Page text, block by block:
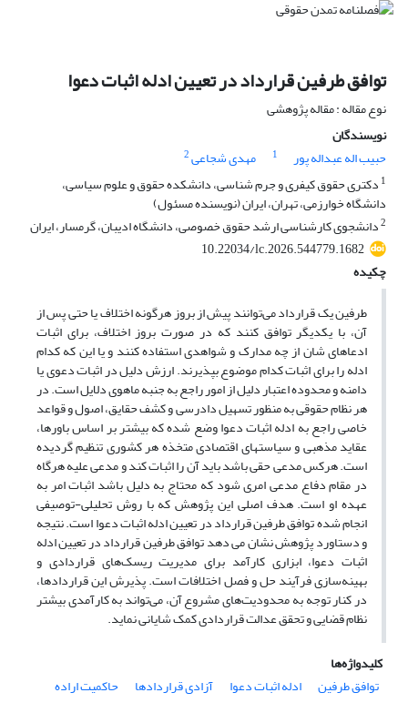
توافق طرفین قرارداد در تعیین ادله اثبات دعوا
نوع مقاله : مقاله پژوهشی
نویسندگان
حبیب اله عبداله پور
1 مهدی شجاعی2
1 دکتری حقوق کیفری و جرم شناسی، دانشکده حقوق و علوم سیاسی،
دانشگاه خوارزمی، تهران، ایران (نویسنده مسئول)
2دانشجوی کارشناسی ارشد حقوق خصوصی، دانشگاه ادیبان، گرمسار، ایران
10.22034/lc.2026.544779.1682
چکیده
طرفین یک قرارداد می‌توانند پیش از بروز هرگونه اختلاف یا حتی پس از
آن، با یکدیگر توافق کنند که در صورت بروز اختلاف، برای اثبات
ادعاهای شان از چه مدارک و شواهدی استفاده کنند و یا این که کدام
ادله را برای اثبات کدام موضوع بپذیرند.ارزش دلیل در اثبات دعوی یا
دامنه و محدوده اعتبار دلیل از امور راجع به جنبه ماهوی دلایل است. در
هر نظام حقوقی به منظور تسهیل دادرسی و کشف حقایق، اصول و قواعد
خاصی راجع به ادله اثبات دعوا وضع شده که بیشتر بر اساس باورها،
عقاید مذهبی و سیاست­های اقتصادی متخذه هر کشوری تنظیم گردیده
است. هرکس مدعی حقی باشد باید آن را اثبات کند و مدعی علیه هرگاه
در مقام دفاع مدعی امری شود که محتاج به دلیل باشد اثبات امر به
عهده او است. هدف اصلی این پژوهش که با روش تحلیلی-توصیفی
انجام شده توافق طرفین قرارداد در تعیین ادله اثبات دعوا است. نتیجه
و دستاورد پژوهش نشان می دهد توافق طرفین قرارداد در تعیین ادله
اثبات دعوا، ابزاری کارآمد برای مدیریت ریسک‌های قراردادی و
بهینه‌سازی فرآیند حل و فصل اختلافات است. پذیرش این قراردادها،
در کنار توجه به محدودیت‌های مشروع آن، می‌تواند به کارآمدی بیشتر
نظام قضایی و تحقق عدالت قراردادی کمک شایانی نماید.
کلیدواژه‌ها
توافق طرفین
ادله اثبات دعوا آزادی قراردادها
حاکمیت اراده